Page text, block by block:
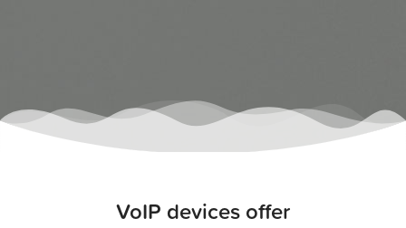
VoIP devices offer